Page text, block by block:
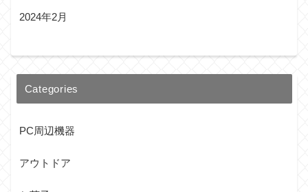
2024年2月
Categories
PC周辺機器
アウトドア